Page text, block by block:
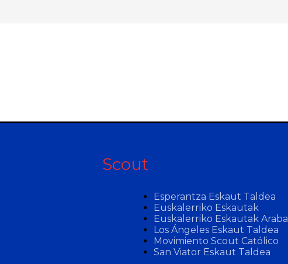
Scout
Esperantza Eskaut Taldea
Euskalerriko Eskautak
Euskalerriko Eskautak Araba
Los Ángeles Eskaut Taldea
Movimiento Scout Católico
San Viator Eskaut Taldea